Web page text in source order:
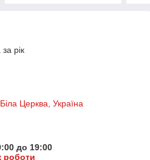
рік
Церква, Україна
до 19:00
роботи